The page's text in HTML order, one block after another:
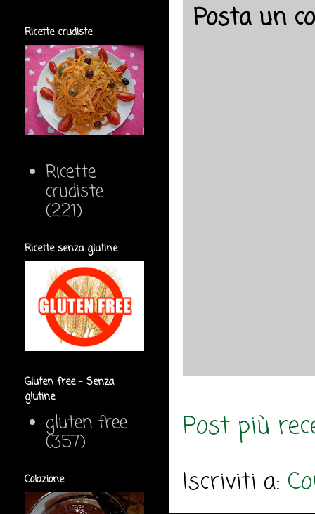
Posta un
Post più
Iscriviti a:
Ricette crudiste
Ricette
crudiste
(221)
Ricette senza glutine
Gluten free - Senza
glutine
gluten free
(357)
Colazione